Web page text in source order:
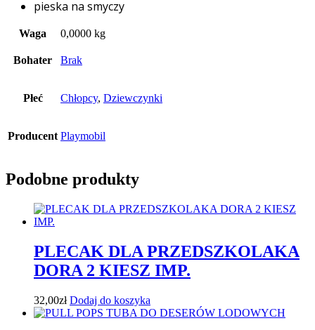
pieska na smyczy
Waga 0,0000 kg
Bohater Brak
Płeć Chłopcy, Dziewczynki
Producent Playmobil
Podobne produkty
PLECAK DLA PRZEDSZKOLAKA
DORA 2 KIESZ IMP.
32,00zł Dodaj do koszyka